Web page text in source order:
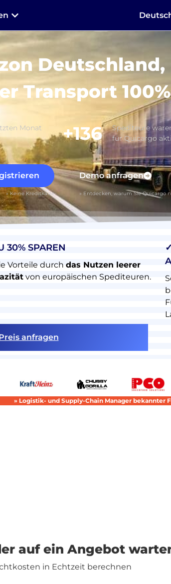
Deutschland,
Transport
Monat
+136
Spediteure
für Quicargo
» Keine Kreditkarte
Demo anfragen
» Entdecken, warum Sie Quicargo
30% SPAREN
Vorteile durchdas Nutzen leerer
von europäischen Spediteuren.
anfragen
» Logistik- und Supply-Chain Manager bekannter
auf ein Angebot
in Echtzeit berechnen